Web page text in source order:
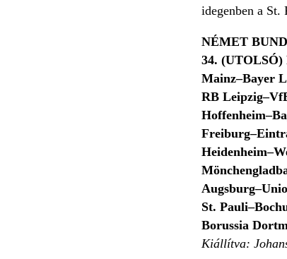
idegenben a St.
NÉMET
34.
Mainz–Bayer
RB
St.
Borussia
Kiállítva: